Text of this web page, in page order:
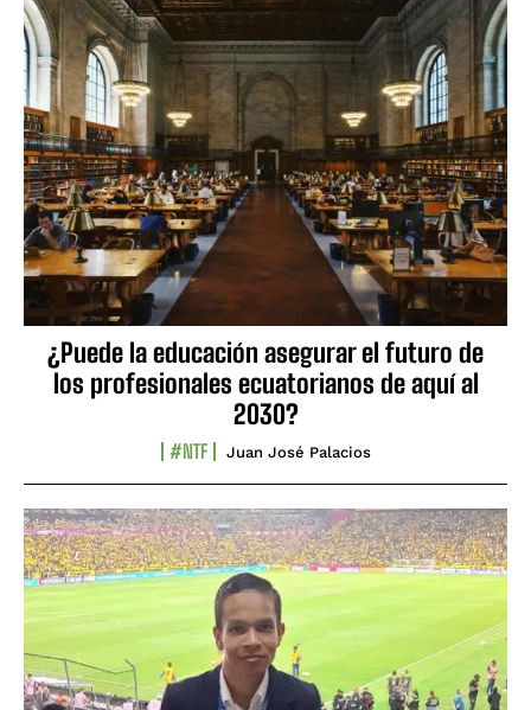
¿Puede la educación asegurar el futuro de
los profesionales ecuatorianos de aquí al
2030?
#NTF Juan José Palacios